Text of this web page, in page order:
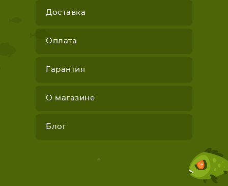
Доставка
Оплата
Гарантия
О магазине
Блог